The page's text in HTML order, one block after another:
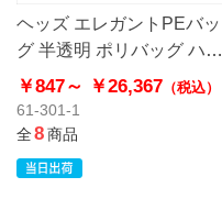
ヘッズ エレガントPEバッ
グ 半透明 ポリバッグ ハー
ドタイプ
￥847～ ￥26,367 （税込）
61-301-1
全8商品